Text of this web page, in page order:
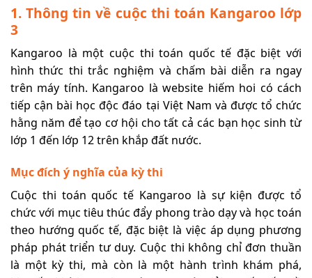
1. Thông tin về cuộc thi toán Kangaroo lớp
3
Kangaroo là một cuộc thi toán quốc tế đặc biệt với
hình thức thi trắc nghiệm và chấm bài diễn ra ngay
trên máy tính. Kangaroo là website hiếm hoi có cách
tiếp cận bài học độc đáo tại Việt Nam và được tổ chức
hằng năm để tạo cơ hội cho tất cả các bạn học sinh từ
lớp 1 đến lớp 12 trên khắp đất nước.
Mục đích ý nghĩa của kỳ thi
Cuộc thi toán quốc tế Kangaroo là sự kiện được tổ
chức với mục tiêu thúc đẩy phong trào dạy và học toán
theo hướng quốc tế, đặc biệt là việc áp dụng phương
pháp phát triển tư duy. Cuộc thi không chỉ đơn thuần
là một kỳ thi, mà còn là một hành trình khám phá,